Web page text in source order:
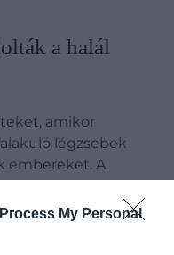
My Personal
a halál
amikor
légzsebek
embereket. A
ban történt
több mint
vontatóhajó